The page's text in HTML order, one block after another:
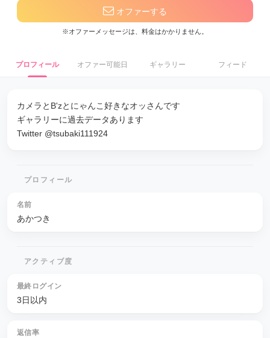
オファーする
※オファーメッセージは、料金はかかりません。
プロフィール オファー可能日 ギャラリー フィード
カメラとB'zとにゃんこ好きなオッさんです
ギャラリーに過去データあります
Twitter @tsubaki111924
プロフィール
名前
あかつき
アクティブ度
最終ログイン
3日以内
返信率